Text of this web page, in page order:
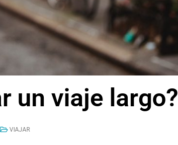
un viaje largo?
VIAJAR